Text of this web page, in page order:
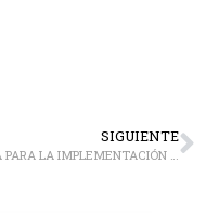
SIGUIENTE